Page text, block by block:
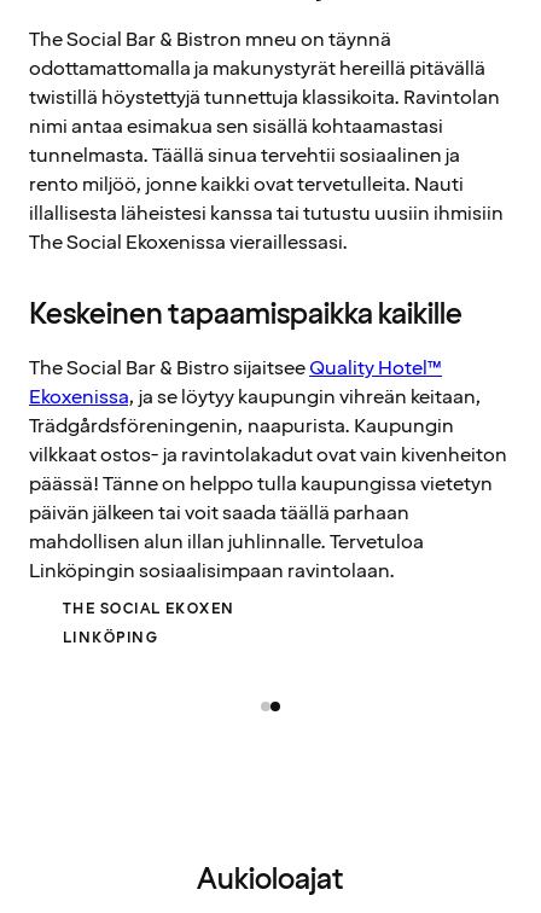
The Social Bar & Bistron mneu on täynnä
odottamattomalla ja makunystyrät hereillä pitävällä
twistillä höystettyjä tunnettuja klassikoita. Ravintolan
nimi antaa esimakua sen sisällä kohtaamastasi
tunnelmasta. Täällä sinua tervehtii sosiaalinen ja
rento miljöö, jonne kaikki ovat tervetulleita. Nauti
illallisesta läheistesi kanssa tai tutustu uusiin ihmisiin
The Social Ekoxenissa vieraillessasi.
Keskeinen tapaamispaikka kaikille
The Social Bar & Bistro sijaitseeQuality Hotel™
Ekoxenissa, ja se löytyy kaupungin vihreän keitaan,
Trädgårdsföreningenin, naapurista. Kaupungin
vilkkaat ostos- ja ravintolakadut ovat vain kivenheiton
päässä! Tänne on helppo tulla kaupungissa vietetyn
päivän jälkeen tai voit saada täällä parhaan
mahdollisen alun illan juhlinnalle. Tervetuloa
Linköpingin sosiaalisimpaan ravintolaan.
THE SOCIAL EKOXEN
LINKÖPING
Aukioloajat